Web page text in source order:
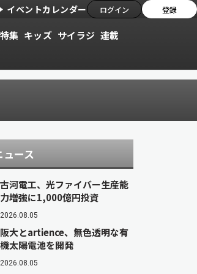
イベントカレンダー ログイン 登録
特集 キッズ サイラジ 連載
ュース
古河電工、光ファイバー生産能
力増強に1,000億円投資
2026.08.05
阪大とartience、無色透明な有
機太陽電池を開発
2026.08.05